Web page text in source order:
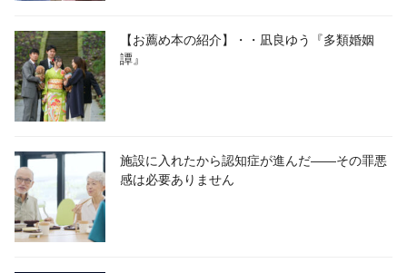
【お薦め本の紹介】・・凪良ゆう『多類婚姻
譚』
施設に入れたから認知症が進んだ――その罪悪
感は必要ありません